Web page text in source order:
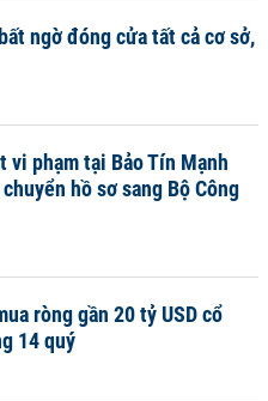
ngờ đóng cửa tất cả cơ sở,
vi phạm tại Bảo Tín Mạnh
hồ sơ sang Bộ Công
ròng gần 20 tỷ USD cổ
14 quý